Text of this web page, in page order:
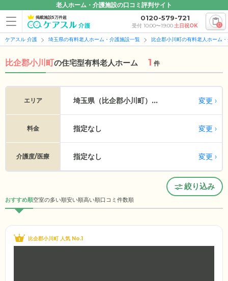
老人ホーム・介護施設の口コミ評判サイト
掲載施設5万件超 0120-579-721
受付 10:00〜19:00土日祝OK 0
ケアスル 介護 埼玉県の有料老人ホーム・介護施設一覧 比企郡小川町の有料老人ホーム
比企郡小川町の住宅型有料老人ホーム 1 件
エリア 埼玉県（比企郡小川町）... 変更
料金 指定なし 変更
介護度/医療 指定なし 変更
絞り込み
おすすめ順空室の多い順安い順高い順口コミ件数順
比企郡小川町 人気 No.1